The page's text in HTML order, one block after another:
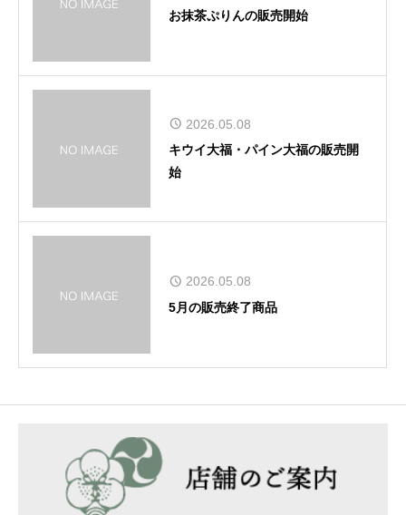
お抹茶ぷりんの販売開始
2026.05.08
キウイ大福・パイン大福の販売開
始
2026.05.08
5月の販売終了商品